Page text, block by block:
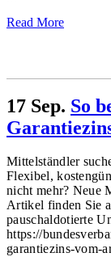
Read More
17 Sep. So
Mittelständler
Flexibel,
nicht mehr? Neue
Artikel finden Sie
pauschaldotierte
https://
garantiezins-vom-